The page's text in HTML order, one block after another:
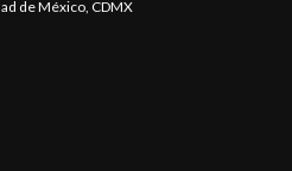
de México, CDMX